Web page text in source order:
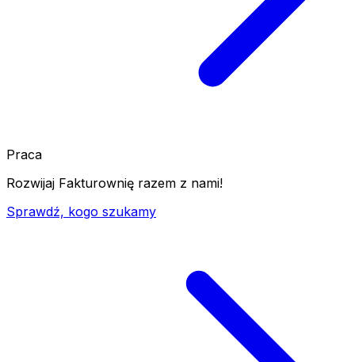
Praca
Rozwijaj Fakturownię razem z nami!
Sprawdź, kogo szukamy